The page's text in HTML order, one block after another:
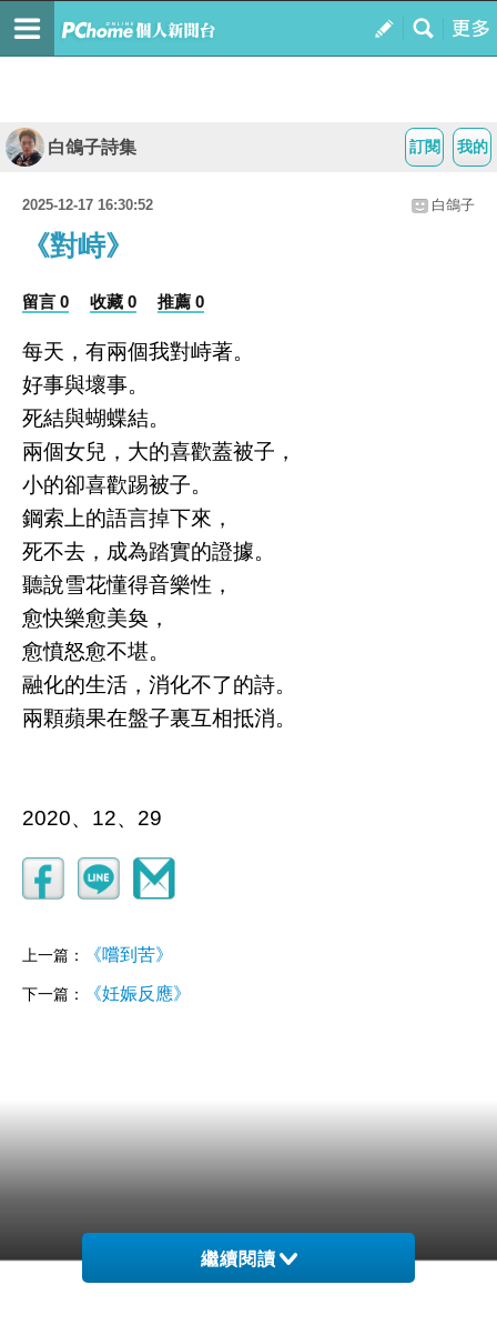
我的
訂閱
白鴿子詩集
2025-12-17 16:30:52 白鴿子
《對峙》
留言 0 收藏 0 推薦 0
每天，有兩個我對峙著。
好事與壞事。
死結與蝴蝶結。
兩個女兒，大的喜歡蓋被子，
小的卻喜歡踢被子。
鋼索上的語言掉下來，
死不去，成為踏實的證據。
聽說雪花懂得音樂性，
愈快樂愈美奐，
愈憤怒愈不堪。
融化的生活，消化不了的詩。
兩顆蘋果在盤子裏互相抵消。
2020、12、29
上一篇： 《嚐到苦》
下一篇： 《妊娠反應》
繼續閱讀